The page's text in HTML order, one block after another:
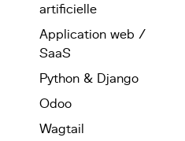
artificielle
Application web /
SaaS
Python & Django
Odoo
Wagtail